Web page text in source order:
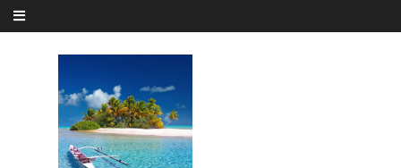
Skip to content